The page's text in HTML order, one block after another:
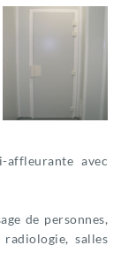
avec
de personnes,
salles